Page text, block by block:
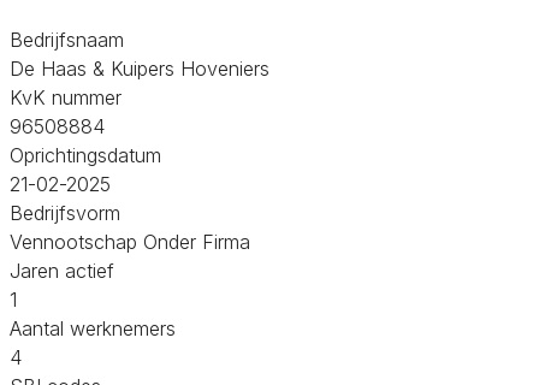
Bedrijfsnaam
De Haas & Kuipers Hoveniers
KvK nummer
96508884
Oprichtingsdatum
21-02-2025
Bedrijfsvorm
Vennootschap Onder Firma
Jaren actief
1
Aantal werknemers
4